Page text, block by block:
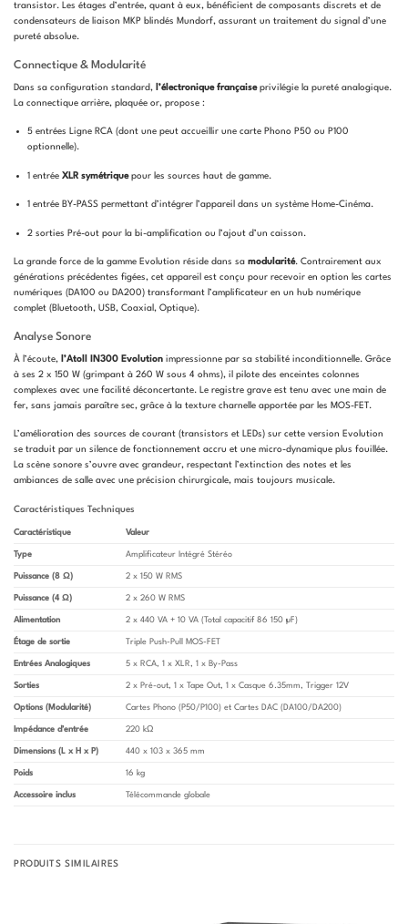
transistor. Les étages d’entrée, quant à eux, bénéficient de composants discrets et de
condensateurs de liaison MKP blindés Mundorf, assurant un traitement du signal d’une
pureté absolue.
Connectique & Modularité
Dans sa configuration standard, l’électronique françaiseprivilégie la pureté analogique.
La connectique arrière, plaquée or, propose :
5 entrées Ligne RCA (dont une peut accueillir une carte Phono P50 ou P100
optionnelle).
1 entrée XLR symétriquepour les sources haut de gamme.
1 entrée BY-PASS permettant d’intégrer l’appareil dans un système Home-Cinéma.
2 sorties Pré-out pour la bi-amplification ou l’ajout d’un caisson.
La grande force de la gamme Evolution réside dans sa modularité. Contrairement aux
générations précédentes figées, cet appareil est conçu pour recevoir en option les cartes
numériques (DA100 ou DA200) transformant l’amplificateur en un hub numérique
complet (Bluetooth, USB, Coaxial, Optique).
Analyse Sonore
À l’écoute, l’Atoll IN300 Evolution impressionne par sa stabilité inconditionnelle. Grâce
à ses 2 x 150 W (grimpant à 260 W sous 4 ohms), il pilote des enceintes colonnes
complexes avec une facilité déconcertante. Le registre grave est tenu avec une main de
fer, sans jamais paraître sec, grâce à la texture charnelle apportée par les MOS-FET.
L’amélioration des sources de courant (transistors et LEDs) sur cette version Evolution
se traduit par un silence de fonctionnement accru et une micro-dynamique plus fouillée.
La scène sonore s’ouvre avec grandeur, respectant l’extinction des notes et les
ambiances de salle avec une précision chirurgicale, mais toujours musicale.
Caractéristiques Techniques
Caractéristique Valeur
Type Amplificateur Intégré Stéréo
Puissance (8 Ω) 2 x 150 W RMS
Puissance (4 Ω) 2 x 260 W RMS
Alimentation 2 x 440 VA + 10 VA (Total capacitif 86 150 µF)
Étage de sortie Triple Push-Pull MOS-FET
Entrées Analogiques 5 x RCA, 1 x XLR, 1 x By-Pass
Sorties 2 x Pré-out, 1 x Tape Out, 1 x Casque 6.35mm, Trigger 12V
Options (Modularité) Cartes Phono (P50/P100) et Cartes DAC (DA100/DA200)
Impédance d’entrée 220 kΩ
Dimensions (L x H x P) 440 x 103 x 365 mm
Poids 16 kg
Accessoire inclus Télécommande globale
PRODUITS SIMILAIRES